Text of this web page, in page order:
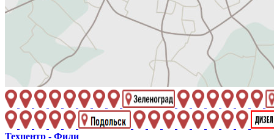
Техцентр - Фили